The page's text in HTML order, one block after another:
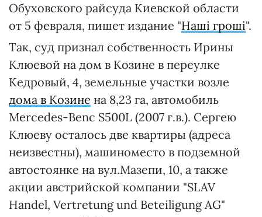
Обуховского райсуда Киевской области
от 5 февраля, пишет издание "Наші гроші".
Так, суд признал собственность Ирины
Клюевой на дом в Козине в переулке
Кедровый, 4, земельные участки возле
дома в Козине на 8,23 га, автомобиль
Mercedes-Benc S500L (2007 г.в.). Сергею
Клюеву осталось две квартиры (адреса
неизвестны), машиноместо в подземной
автостоянке на вул.Мазепи, 10, а также
акции австрийской компании "SLAV
Handel, Vertretung und Beteiligung AG"